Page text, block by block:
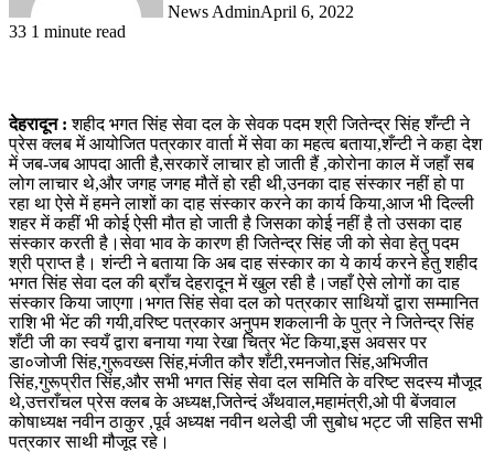
News AdminApril 6, 2022
33 1 minute read
देहरादून :शहीद भगत सिंह सेवा दल के सेवक पदम श्री जितेन्द्र सिंह शँन्टी ने
प्रेस क्लब में आयोजित पत्रकार वार्ता में सेवा का महत्व बताया,शँन्टी ने कहा देश
में जब-जब आपदा आती है,सरकारें लाचार हो जाती हैं ,कोरोना काल में जहाँ सब
लोग लाचार थे,और जगह जगह मौतें हो रही थी,उनका दाह संस्कार नहीं हो पा
रहा था ऐसे में हमने लाशों का दाह संस्कार करने का कार्य किया,आज भी दिल्ली
शहर में कहीं भी कोई ऐसी मौत हो जाती है जिसका कोई नहीं है तो उसका दाह
संस्कार करती है।सेवा भाव के कारण ही जितेन्द्र सिंह जी को सेवा हेतु पदम
श्री प्राप्त है। शंन्टी ने बताया कि अब दाह संस्कार का ये कार्य करने हेतु शहीद
भगत सिंह सेवा दल की ब्राँच देहरादून में खुल रही है।जहाँ ऐसे लोगों का दाह
संस्कार किया जाएगा।भगत सिंह सेवा दल को पत्रकार साथियों द्वारा सम्मानित
राशि भी भेंट की गयी,वरिष्ट पत्रकार अनुपम शकलानी के पुत्र ने जितेन्द्र सिंह
शँटी जी का स्वयँ द्वारा बनाया गया रेखा चित्र भेंट किया,इस अवसर पर
डा०जोजी सिंह,गुरूवख्स सिंह,मंजीत कौर शँटी,रमनजोत सिंह,अभिजीत
सिंह,गुरूप्रीत सिंह,और सभी भगत सिंह सेवा दल समिति के वरिष्ट सदस्य मौजूद
थे,उत्तराँचल प्रेस क्लब के अध्यक्ष,जितेन्दं अँथवाल,महामंत्री,ओ पी बेंजवाल
कोषाध्यक्ष नवीन ठाकुर ,पूर्व अध्यक्ष नवीन थलेडी़ जी सुबोध भट्ट जी सहित सभी
पत्रकार साथी मौजूद रहे।